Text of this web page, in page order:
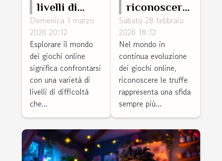
livelli di
difficoltà
influenzano
le vincite
nei giochi
online?
Domenica 1 marzo
2026 20:12
Esplorare il mondo
dei giochi online
significa confrontarsi
con una varietà di
livelli di difficoltà
che...
riconoscere
le truffe nei
giochi
online nel
futuro?
Sabato 28 febbraio
2026 18:12
Nel mondo in
continua evoluzione
dei giochi online,
riconoscere le truffe
rappresenta una sfida
sempre più...